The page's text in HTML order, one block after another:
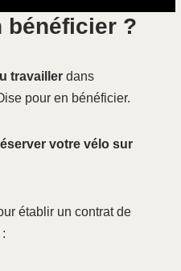
bénéficier ?
travaillerdans
pour en bénéficier.
votre vélo sur
établir un contrat de